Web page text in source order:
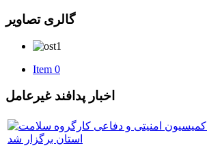
گالری تصاویر
Item 0
اخبار پدافند غیرعامل